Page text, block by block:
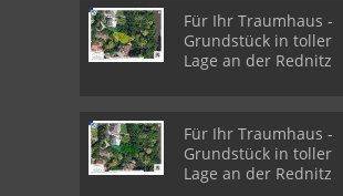
Für Ihr Traumhaus -
Grundstück in toller
Lage an der Rednitz
Für Ihr Traumhaus -
Grundstück in toller
Lage an der Rednitz